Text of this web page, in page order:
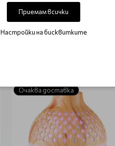
€ 18.87 (36.90 лв.)
Добави в количката
Очаква доставка
Приемам всички
Настройки на бисквитките